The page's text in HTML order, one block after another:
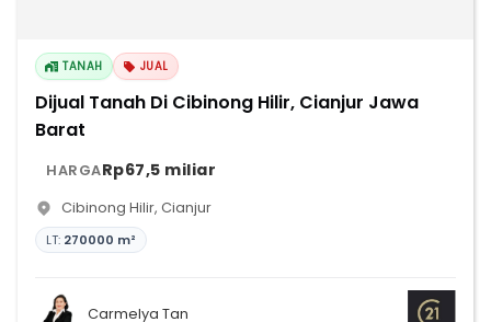
TANAH JUAL
Dijual Tanah Di Cibinong Hilir, Cianjur Jawa
Barat
HARGARp67,5 miliar
Cibinong Hilir, Cianjur
LT: 270000 m²
Carmelya Tan